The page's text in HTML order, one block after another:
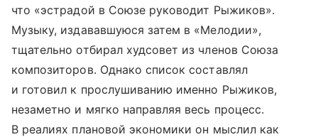
что «эстрадой в Союзе руководит Рыжиков».
Музыку, издававшуюся затем в «Мелодии»,
тщательно отбирал худсовет из членов Союза
композиторов. Однако список составлял
и готовил к прослушиванию именно Рыжиков,
незаметно и мягко направляя весь процесс.
В реалиях плановой экономики он мыслил как